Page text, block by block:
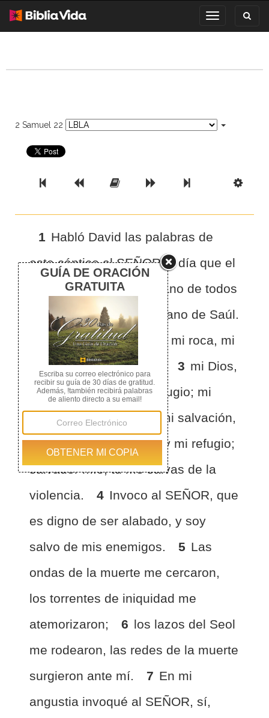
Toggle
navigation
2 Samuel 22
Previous BookPrevious Chapter
Read the Full Chapter
Next Chapter
Next Book
1 Habló David las palabras de
este cántico al SEÑOR el día que el
SEÑOR lo libró de la mano de todos
sus enemigos y de la mano de Saúl.
Y dijo: El SEÑOR es mi roca, mi
baluarte y mi libertador;
3 mi Dios,
mi roca en quien me refugio; mi
escudo y el cuerno de mi salvación,
mi altura inexpugnable y mi refugio;
salvador mío, tú me salvas de la
violencia.
4 Invoco al SEÑOR, que
es digno de ser alabado, y soy
salvo de mis enemigos.
5 Las
ondas de la muerte me cercaron,
los torrentes de iniquidad me
atemorizaron;
6 los lazos del Seol
me rodearon, las redes de la muerte
surgieron ante mí.
7 En mi
angustia invoqué al SEÑOR, sí,